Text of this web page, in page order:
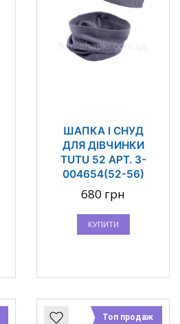
ШАПКА І СНУД
ДЛЯ ДІВЧИНКИ
TUTU 52 АРТ. 3-
004654(52-56)
680 грн
КУПИТИ
Топ продаж